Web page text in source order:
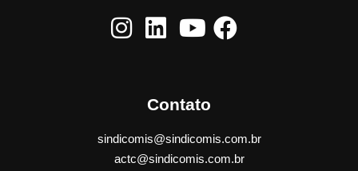
Contato
sindicomis@sindicomis.com.br
actc@sindicomis.com.br